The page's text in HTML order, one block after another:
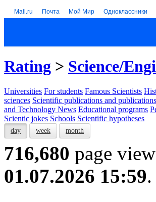
Mail.ru Почта Мой Мир Одноклассники
Rating > Science/
Universities For students Famous Scientists
sciences Scientific publications and publications
and Technology News Educational programs
Scientic jokes Schools Scientific hypotheses
day week month
716,680 page
01.07.2026 15:59.